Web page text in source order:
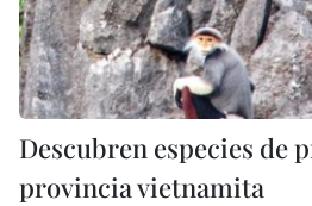
Descubren especies de
provincia vietnamita